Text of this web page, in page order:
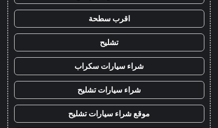
اقرب سطحة
تشليح
شراء سيارات سكراب
شراء سيارات تشليح
موقع شراء سيارات تشليح